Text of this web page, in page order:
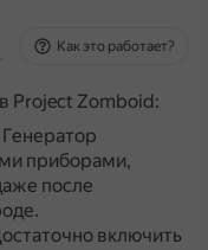
Как это работает?
Project Zomboid:
Генератор
приборами,
после
включить